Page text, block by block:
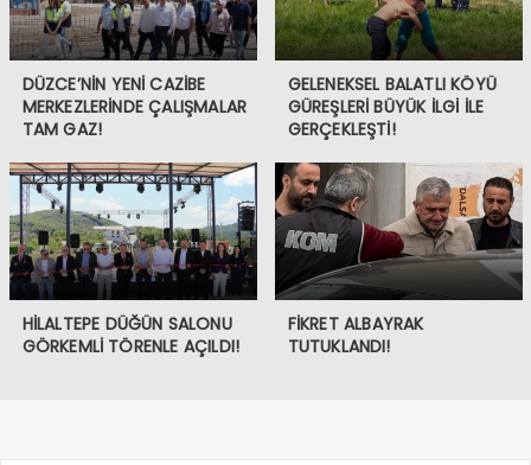
DÜZCE’NİN YENİ CAZİBE
MERKEZLERİNDE ÇALIŞMALAR
TAM GAZ!
GELENEKSEL BALATLI KÖYÜ
GÜREŞLERİ BÜYÜK İLGİ İLE
GERÇEKLEŞTİ!
HİLALTEPE DÜĞÜN SALONU
GÖRKEMLİ TÖRENLE AÇILDI!
FİKRET ALBAYRAK
TUTUKLANDI!